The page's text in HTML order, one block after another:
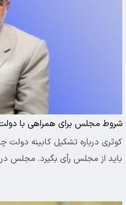
شروط مجلس برای همراهی با دولت
کوثری درباره تشکیل کابینه
باید از مجلس رأی بگیرد. مجلس